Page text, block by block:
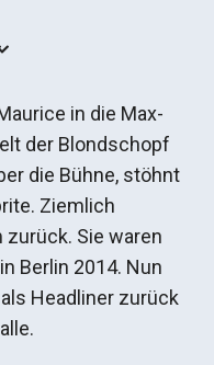
in die Max-
der Blondschopf
die Bühne, stöhnt
Ziemlich
Sie waren
Berlin 2014. Nun
Headliner zurück